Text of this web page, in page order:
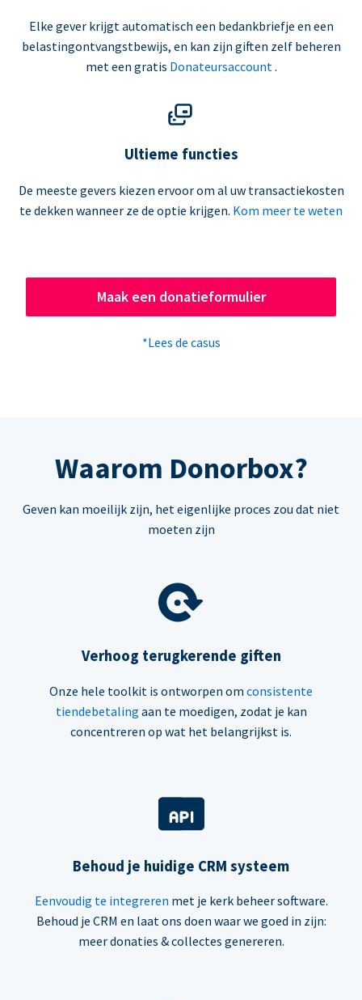
Elke gever krijgt automatisch een bedankbriefje en een
belastingontvangstbewijs, en kan zijn giften zelf beheren
met een gratis Donateursaccount .
Ultieme functies
De meeste gevers kiezen ervoor om al uw transactiekosten
te dekken wanneer ze de optie krijgen. Kom meer te weten
Maak een donatieformulier
*Lees de casus
Waarom Donorbox?
Geven kan moeilijk zijn, het eigenlijke proces zou dat niet
moeten zijn
Verhoog terugkerende giften
Onze hele toolkit is ontworpen om consistente
tiendebetaling aan te moedigen, zodat je kan
concentreren op wat het belangrijkst is.
Behoud je huidige CRM systeem
Eenvoudig te integreren met je kerk beheer software.
Behoud je CRM en laat ons doen waar we goed in zijn:
meer donaties & collectes genereren.